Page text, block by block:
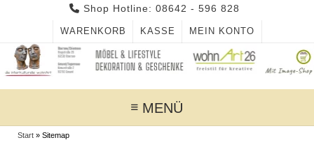
Shop Hotline: 08642 - 596 828
WARENKORB KASSE MEIN KONTO
MENÜ
Start » Sitemap